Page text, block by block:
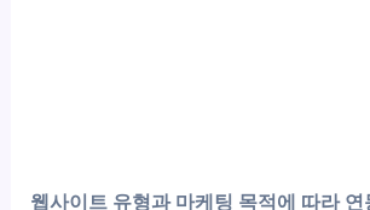
웹사이트 유형과 마케팅 목적에 따라 연